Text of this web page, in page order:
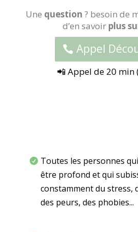
Une question ? besoin de
d’en savoir plus
Appel
📲 Appel de 20 min
Toutes les personnes
être profond et qui
constamment du stress,
des peurs, des phobies...